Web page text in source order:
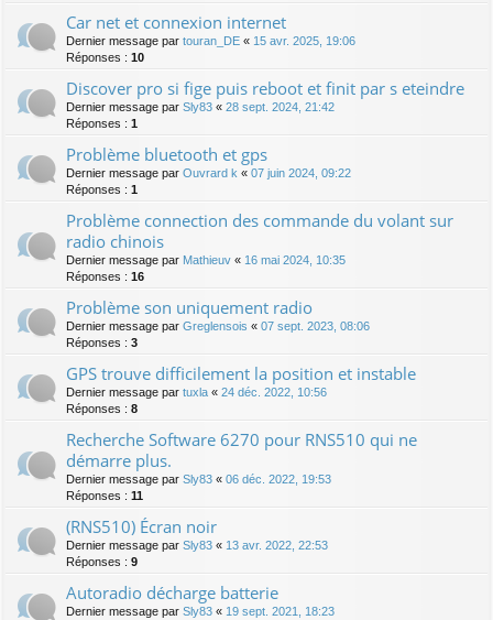
Car net et connexion internet
Dernier message par touran_DE « 15 avr. 2025, 19:06
Réponses : 10
Discover pro si fige puis reboot et finit par s eteindre
Dernier message par Sly83 « 28 sept. 2024, 21:42
Réponses : 1
Problème bluetooth et gps
Dernier message par Ouvrard k « 07 juin 2024, 09:22
Réponses : 1
Problème connection des commande du volant sur
radio chinois
Dernier message par Mathieuv « 16 mai 2024, 10:35
Réponses : 16
Problème son uniquement radio
Dernier message par Greglensois « 07 sept. 2023, 08:06
Réponses : 3
GPS trouve difficilement la position et instable
Dernier message par tuxla « 24 déc. 2022, 10:56
Réponses : 8
Recherche Software 6270 pour RNS510 qui ne
démarre plus.
Dernier message par Sly83 « 06 déc. 2022, 19:53
Réponses : 11
(RNS510) Écran noir
Dernier message par Sly83 « 13 avr. 2022, 22:53
Réponses : 9
Autoradio décharge batterie
Dernier message par Sly83 « 19 sept. 2021, 18:23